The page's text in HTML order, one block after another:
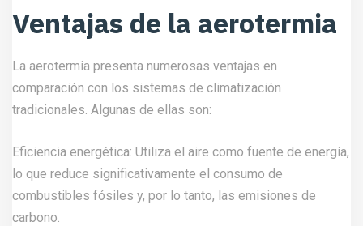
Ventajas de la aerotermia
La aerotermia presenta numerosas ventajas en
comparación con los sistemas de climatización
tradicionales. Algunas de ellas son:
Eficiencia energética: Utiliza el aire como fuente de energía,
lo que reduce significativamente el consumo de
combustibles fósiles y, por lo tanto, las emisiones de
carbono.